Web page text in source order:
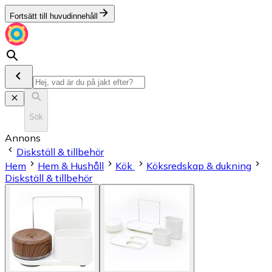
Fortsätt till huvudinnehåll
Sök
Annons
Diskställ & tillbehör
Hem
Hem & Hushåll Kök
Köksredskap & dukning
Diskställ & tillbehör